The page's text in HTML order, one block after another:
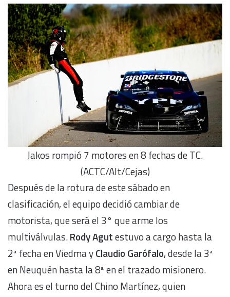
Jakos rompió 7 motores en 8 fechas de TC.
(ACTC/Alt/Cejas)
Después de la rotura de este sábado en
clasificación, el equipo decidió cambiar de
motorista, que será el 3° que arme los
multiválvulas.Rody Agutestuvo a cargo hasta la
2ª fecha en Viedma yClaudio Garófalo, desde la 3ª
en Neuquén hasta la 8ª en el trazado misionero.
Ahora es el turno del Chino Martínez, quien